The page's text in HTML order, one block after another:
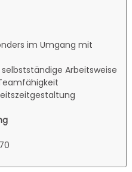
im Umgang mit
Arbeitsweise